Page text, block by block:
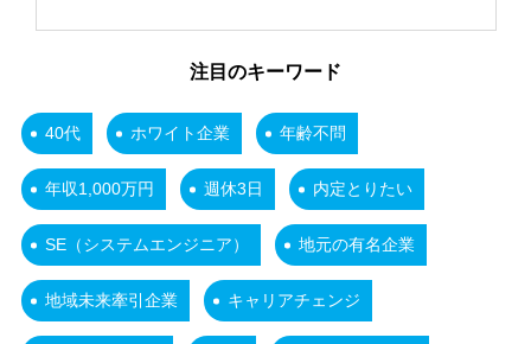
注目のキーワード
40代 ホワイト企業 年齢不問
年収1,000万円 週休3日 内定とりたい
SE（システムエンジニア） 地元の有名企業
地域未来牽引企業 キャリアチェンジ